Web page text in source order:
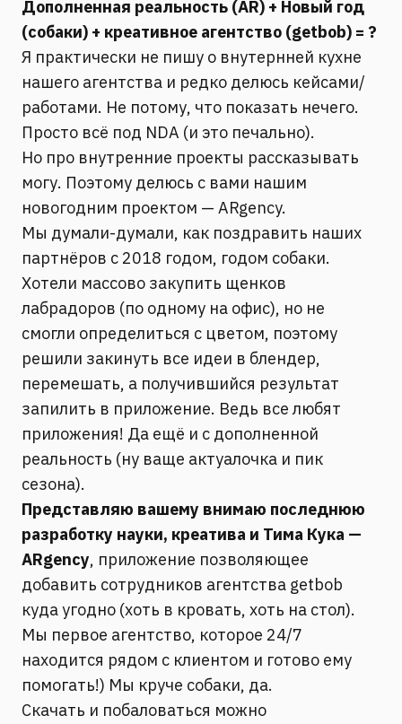
Дополненная реальность (AR) + Новый год
(собаки) + креативное агентство (getbob) = ?
Я практически не пишу о внутернней кухне
нашего агентства и редко делюсь кейсами/
работами. Не потому, что показать нечего.
Просто всё под NDA (и это печально).
Но про внутренние проекты рассказывать
могу. Поэтому делюсь с вами нашим
новогодним проектом — ARgency.
Мы думали-думали, как поздравить наших
партнёров с 2018 годом, годом собаки.
Хотели массово закупить щенков
лабрадоров (по одному на офис), но не
смогли определиться с цветом, поэтому
решили закинуть все идеи в блендер,
перемешать, а получившийся результат
запилить в приложение. Ведь все любят
приложения! Да ещё и с дополненной
реальность (ну ваще актуалочка и пик
сезона).
Представляю вашему внимаю последнюю
разработку науки, креатива и Тима Кука —
ARgency, приложение позволяющее
добавить сотрудников агентства getbob
куда угодно (хоть в кровать, хоть на стол).
Мы первое агентство, которое 24/7
находится рядом с клиентом и готово ему
помогать!) Мы круче собаки, да.
Скачать и побаловаться можно